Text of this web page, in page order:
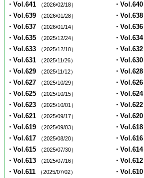
・Vol.641 （2026/02/18） ・Vol.640
・Vol.639 （2026/01/28） ・Vol.638
・Vol.637 （2026/01/14） ・Vol.636
・Vol.635 （2025/12/24） ・Vol.634
・Vol.633 （2025/12/10） ・Vol.632
・Vol.631 （2025/11/26） ・Vol.630
・Vol.629 （2025/11/12） ・Vol.628
・Vol.627 （2025/10/29） ・Vol.626
・Vol.625 （2025/10/15） ・Vol.624
・Vol.623 （2025/10/01） ・Vol.622
・Vol.621 （2025/09/17） ・Vol.620
・Vol.619 （2025/09/03） ・Vol.618
・Vol.617 （2025/08/20） ・Vol.616
・Vol.615 （2025/07/30） ・Vol.614
・Vol.613 （2025/07/16） ・Vol.612
・Vol.611 （2025/07/02） ・Vol.610